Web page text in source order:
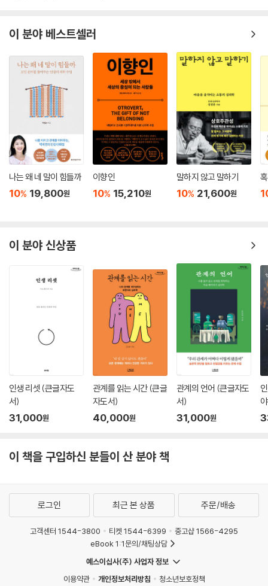
의 일치다. 특히 어떤 생각과 사건 사이, 혹은 생각과 생각 사이의 공통적인
도 한다. 초능력과 염력은 유사성의 법칙(2장 참조)과 미신적 의식(3장 참
조)과도 일맥상통하는 부분이 있는데 유사성의 법칙에서는 사건과 상징
이, 미신적 의식에서는 사건과 행동이 서로 일치하는 공통적 특성을 보인
다. 세상에 나타나는 반복적인 양식을 인식하고 해석해 생존과 번영을 지
속하는 인간이라는 유기체에게 이런 우연의 일치는 어떤 해석을 필요로 한
다. 특히 놀라운 우연의 일치에는 더 놀라운 해석이 필요하다. 이렇게 우연
의 일치에 대한 해석과 원인을 찾다 보면 그 원인을 자신 안에서 찾는 경우
가 많다. 바로 자신에게 초자연적 능력이 있다고 믿게 된다.--- p.194
생각에 마술적 힘을 부여하면 통제감과 인생의 의미를 느낄 수 있다. 즉 생
각이 자신의 행동은 물론 외부 세계를 움직이는 힘이 있다고 믿는 ‘행위 주
살아갈 수 있게 된다. 이렇게 우리의 생각이 바깥세상으로 전달될 수 있고
있다는 마술적 사고는 주변 세상 및 사람들과 연결되어 심오한 방식으로
소통할 수 있다는 느낌을 준다. 굳이 신비주의자가 되지 않더라도 충분히
경이로운 감정을 느낄 수 있다. 일상에서 접할 수 있는 넓은 ‘대양’에 있는
것 같은 느낌은 우리에게 영감을 주어 시를 쓰고, 세계 평화를 위해 싸우고,
과학적인 호기심을 탐구하도록 만들어준다. 또한 나와 주변 사람들이 서로
연결되었다는 사실을 가르쳐줄 수 있다. 이렇게 마술적 사고는 스스로 탈
바꿈해 풍요로운 인생을 살 수 있는 가능성을 열어줄 수 있다.--- p.207
사후세계와 불멸의 영혼을 말하기 위해서는 ‘실체 이원론substance du
alism’이라는 개념이 필요하다. 실체 이원론은 르네 데카르트Rene Desc
artes의 이름을 따서 ‘데카르트적 이원론Cartesian dualism’이라고도
론을 말하며 인간은 타고난 이원론자라고 주장하는 심리학자들도 이 개념
고 난 후에도 영혼은 계속 존재할 수 있다는 믿음은 영혼과 뇌가 독립된 실
체일 때만 가능하기 때문이다. 반면에 사후세계와 이원론에 대한 믿음이
타고난 것이 아니라 살아가면서 습득하는 것이라고 주장하는 사람들도 있
다. 인간은 죽음에 대한 공포를 이기기 위해 불멸의 영혼이라는 생각을 고
안해내서 종교를 통해 전파시켰다는 것이다.--- p.209
이 분야 베스트셀러
나는 왜 네 말이 힘들까
10% 19,800원
이향인
10% 15,210원
말하지 않고 말하기
10% 21,600원
이 분야 신상품
인생 리셋 (큰글자도
서)
31,000원
관계를 읽는 시간 (큰글
자도서)
40,000원
관계의 언어 (큰글자도
서)
31,000원
이 책을 구입하신 분들이 산 분야 책
로그인 최근 본 상품 주문/배송
고객센터 1544-3800 티켓 1544-6399
중고샵 1566-4295
eBook 1:1문의/채팅상담
예스이십사(주) 사업자 정보
이용약관
개인정보처리방침 청소년보호정책